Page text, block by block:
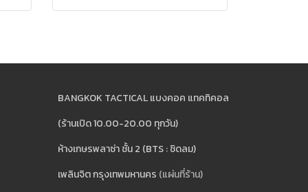
BANGKOK TACTICAL แบงคอค แทคทิคอล
(ร้านเปิด 10.00-20.00 ทุกวัน)
ห้างเกษรพลาซ่า ชั้น 2 (BTS : ชิดลม)
เพลินจิต กรุงเทพมหานคร (แผ่นที่ร้าน)